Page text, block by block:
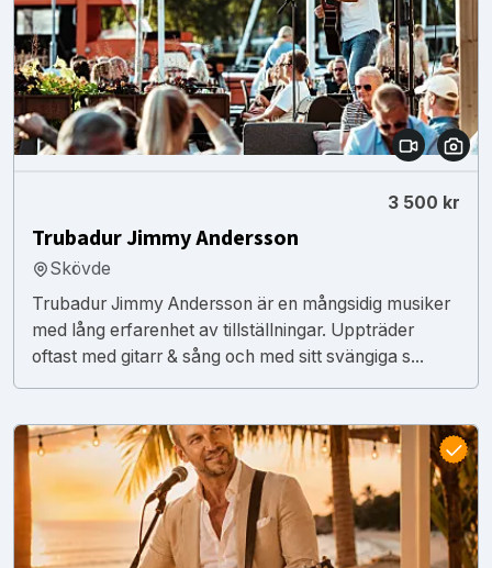
3 500 kr
Trubadur Jimmy Andersson
Skövde
Trubadur Jimmy Andersson är en mångsidig musiker
med lång erfarenhet av tillställningar. Uppträder
oftast med gitarr & sång och med sitt svängiga s...